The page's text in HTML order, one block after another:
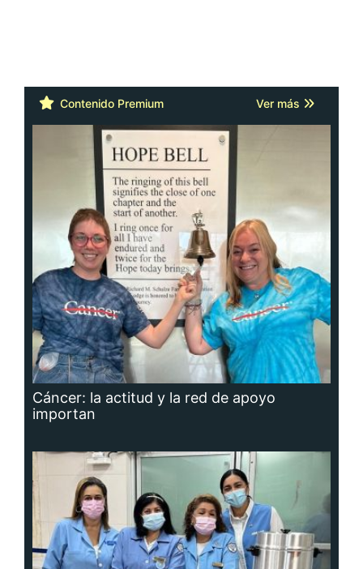
Contenido Premium Ver más
Cáncer: la actitud y la red de apoyo
importan